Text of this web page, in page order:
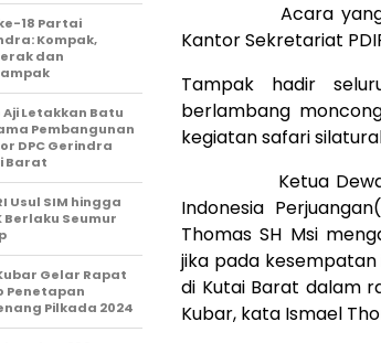
Acara yang
Kantor Sekretariat
Tampak hadir
berlambang
kegiatan safari
Ketua Dewan
Indonesia
Thomas SH Msi
jika pada kesempatan
di Kutai Barat dalam
Kubar, kata Ismael
18 Partai
Kompak,
dan
Aji Letakkan Batu
Pembangunan
DPC Gerindra
Barat
Usul SIM hingga
Berlaku Seumur
Gelar Rapat
Penetapan
Pilkada 2024